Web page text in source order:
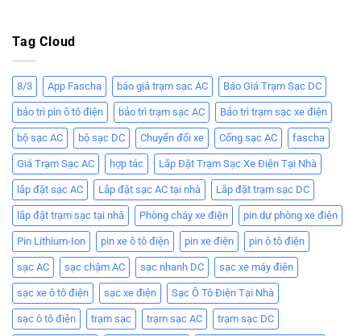
Tag Cloud
8/3 App Fascha báo giá trạm sạc AC Báo Giá Trạm Sạc DC
bảo trì pin ô tô điện bảo trì trạm sạc AC Bảo trì trạm sạc xe điện
bộ sạc AC bộ sạc DC Chuyển đổi xe Cổng sạc AC fascha
Giá Trạm Sạc AC hợp tác Lắp Đặt Trạm Sạc Xe Điện Tại Nhà
lắp đặt sạc AC Lắp đặt sạc AC tại nhà Lắp đặt trạm sạc DC
lắp đặt trạm sạc tại nhà Phòng cháy xe điện pin dự phòng xe điện
Pin Lithium-Ion pin xe ô tô điện pin xe điện pin ô tô điện
sạc AC sạc chậm AC sạc nhanh DC sạc xe máy điện
sạc xe ô tô điện sạc xe điện Sạc Ô Tô Điện Tại Nhà
sạc ô tô điện trạm sạc trạm sạc AC trạm sạc DC